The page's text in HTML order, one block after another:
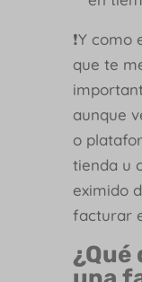
❗Y
que te
aunque
o
tienda u
eximido
facturar
¿Qué